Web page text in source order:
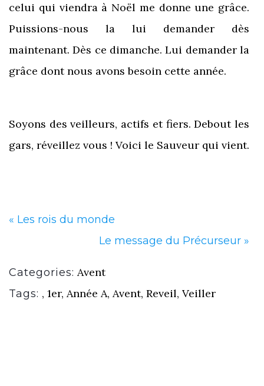
celui qui viendra à Noël me donne une grâce.
Puissions-nous la lui demander dès
maintenant. Dès ce dimanche. Lui demander la
grâce dont nous avons besoin cette année.
Soyons des veilleurs, actifs et fiers. Debout les
gars, réveillez vous ! Voici le Sauveur qui vient.
« Les rois du monde
Le message du Précurseur »
Categories: Avent
Tags: , 1er, Année A, Avent, Reveil, Veiller